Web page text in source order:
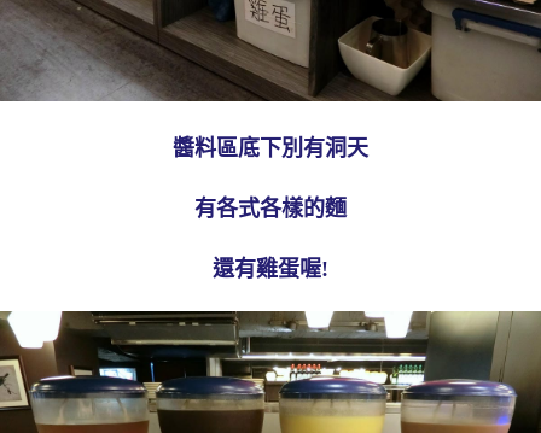
醬料區底下別有洞天
有各式各樣的麵
還有雞蛋喔!